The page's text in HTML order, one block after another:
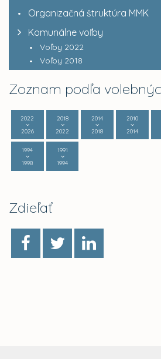
Organizačná štruktúra MMK
Komunálne voľby
Voľby 2022
Voľby 2018
Zoznam podľa
2022
2026
2018
2022
2014
2018
2010
2014
1994
1998
1991
1994
Zdieľať